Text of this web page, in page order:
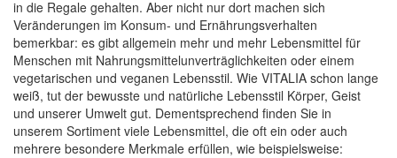
in die Regale gehalten. Aber nicht nur dort machen sich
Veränderungen im Konsum- und Ernährungsverhalten
bemerkbar: es gibt allgemein mehr und mehr Lebensmittel für
Menschen mit Nahrungsmittelunverträglichkeiten oder einem
vegetarischen und veganen Lebensstil. Wie VITALIA schon lange
weiß, tut der bewusste und natürliche Lebensstil Körper, Geist
und unserer Umwelt gut. Dementsprechend finden Sie in
unserem Sortiment viele Lebensmittel, die oft ein oder auch
mehrere besondere Merkmale erfüllen, wie beispielsweise: